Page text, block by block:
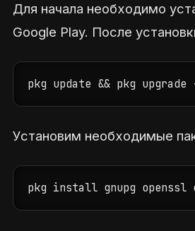
Для начала необходимо
Google Play. После
pkg update && pkg upgrade
Установим необходимые
pkg install gnupg